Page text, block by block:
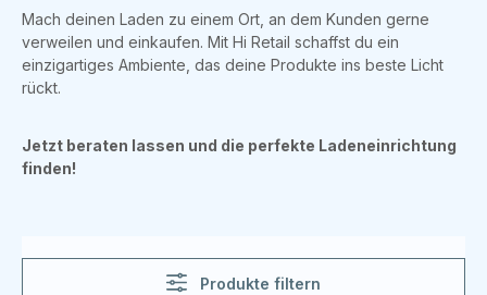
Mach deinen Laden zu einem Ort, an dem Kunden gerne
verweilen und einkaufen. Mit Hi Retail schaffst du ein
einzigartiges Ambiente, das deine Produkte ins beste Licht
rückt.
Jetzt beraten lassen und die perfekte Ladeneinrichtung
finden!
Produkte filtern